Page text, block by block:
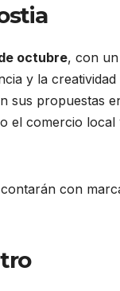
octubre, con un
y la creatividad
sus propuestas
el comercio local
con